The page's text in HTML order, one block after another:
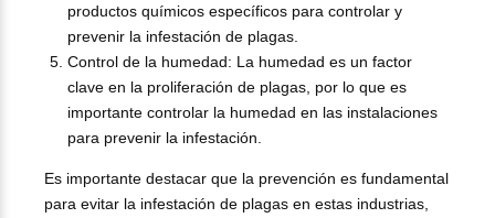
productos químicos específicos para controlar y
prevenir la infestación de plagas.
Control de la humedad: La humedad es un factor
clave en la proliferación de plagas, por lo que es
importante controlar la humedad en las instalaciones
para prevenir la infestación.
Es importante destacar que la prevención es fundamental
para evitar la infestación de plagas en estas industrias,